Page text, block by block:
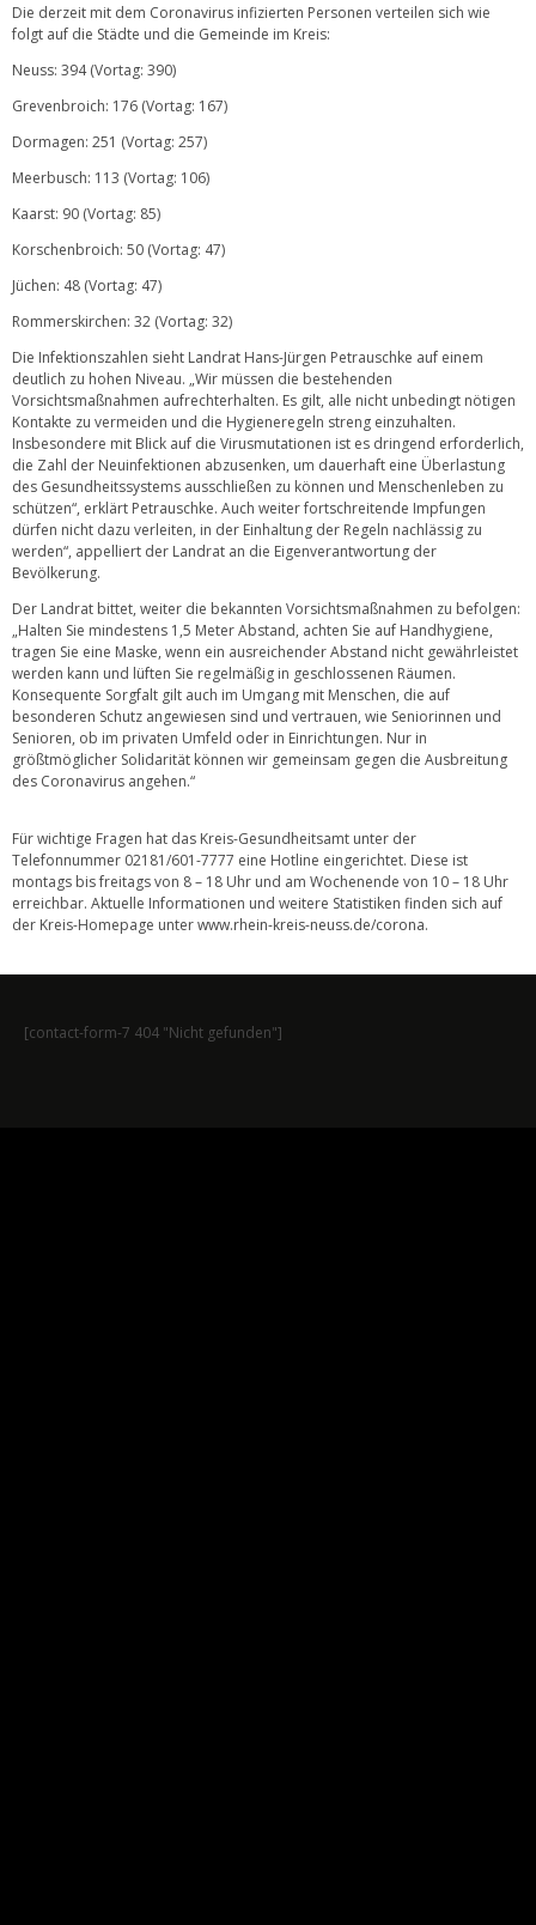
Die derzeit mit dem Coronavirus infizierten Personen verteilen sich wie
folgt auf die Städte und die Gemeinde im Kreis:
Neuss: 394 (Vortag: 390)
Grevenbroich: 176 (Vortag: 167)
Dormagen: 251 (Vortag: 257)
Meerbusch: 113 (Vortag: 106)
Kaarst: 90 (Vortag: 85)
Korschenbroich: 50 (Vortag: 47)
Jüchen: 48 (Vortag: 47)
Rommerskirchen: 32 (Vortag: 32)
Die Infektionszahlen sieht Landrat Hans-Jürgen Petrauschke auf einem
deutlich zu hohen Niveau. „Wir müssen die bestehenden
Vorsichtsmaßnahmen aufrechterhalten. Es gilt, alle nicht unbedingt nötigen
Kontakte zu vermeiden und die Hygieneregeln streng einzuhalten.
Insbesondere mit Blick auf die Virusmutationen ist es dringend erforderlich,
die Zahl der Neuinfektionen abzusenken, um dauerhaft eine Überlastung
des Gesundheitssystems ausschließen zu können und Menschenleben zu
schützen“, erklärt Petrauschke. Auch weiter fortschreitende Impfungen
dürfen nicht dazu verleiten, in der Einhaltung der Regeln nachlässig zu
werden“, appelliert der Landrat an die Eigenverantwortung der
Bevölkerung.
Der Landrat bittet, weiter die bekannten Vorsichtsmaßnahmen zu befolgen:
„Halten Sie mindestens 1,5 Meter Abstand, achten Sie auf Handhygiene,
tragen Sie eine Maske, wenn ein ausreichender Abstand nicht gewährleistet
werden kann und lüften Sie regelmäßig in geschlossenen Räumen.
Konsequente Sorgfalt gilt auch im Umgang mit Menschen, die auf
besonderen Schutz angewiesen sind und vertrauen, wie Seniorinnen und
Senioren, ob im privaten Umfeld oder in Einrichtungen. Nur in
größtmöglicher Solidarität können wir gemeinsam gegen die Ausbreitung
des Coronavirus angehen.“
Für wichtige Fragen hat das Kreis-Gesundheitsamt unter der
Telefonnummer 02181/601-7777 eine Hotline eingerichtet. Diese ist
montags bis freitags von 8 – 18 Uhr und am Wochenende von 10 – 18 Uhr
erreichbar. Aktuelle Informationen und weitere Statistiken finden sich auf
der Kreis-Homepage unterwww.rhein-kreis-neuss.de/corona.
[contact-form-7 404 "Nicht gefunden"]